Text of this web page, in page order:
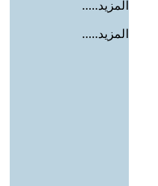
المزيد.....
المزيد.....